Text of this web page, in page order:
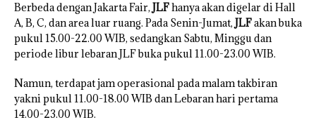
Berbeda dengan Jakarta Fair, JLFhanya akan digelar di Hall
A, B, C, dan area luar ruang. Pada Senin-Jumat, JLFakan buka
pukul 15.00-22.00 WIB, sedangkan Sabtu, Minggu dan
periode libur lebaran JLF buka pukul 11.00-23.00 WIB.
Namun, terdapat jam operasional pada malam takbiran
yakni pukul 11.00-18.00 WIB dan Lebaran hari pertama
14.00-23.00 WIB.